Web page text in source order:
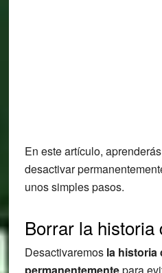
En este artículo,
desactivar
unos simples pasos.
Borrar la historia
Desactivaremos la historia